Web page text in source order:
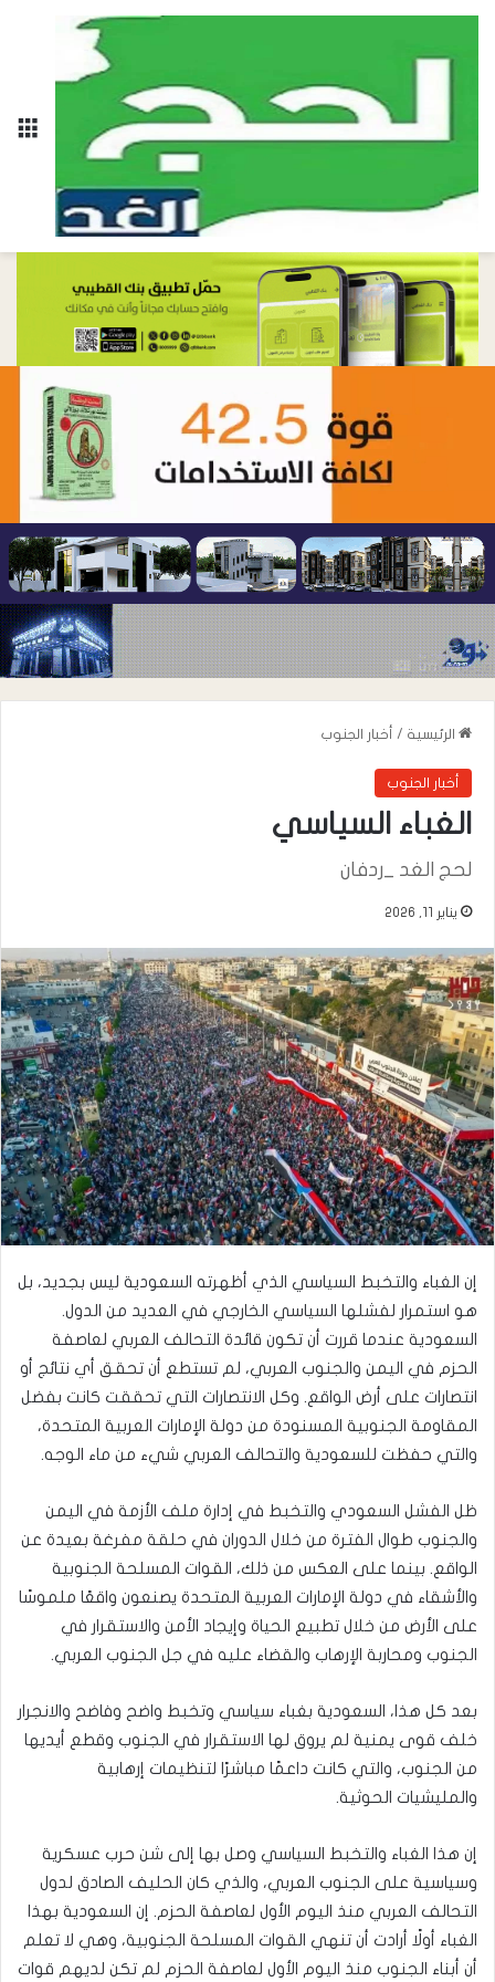
الرئيسية / أخبار الجنوب
أخبار الجنوب
الغباء السياسي
لحج الغد _ردفان
يناير 11, 2026
إن الغباء والتخبط السياسي الذي أظهرته السعودية ليس بجديد، بل
هو استمرار لفشلها السياسي الخارجي في العديد من الدول.
السعودية عندما قررت أن تكون قائدة التحالف العربي لعاصفة
الحزم في اليمن والجنوب العربي، لم تستطع أن تحقق أي نتائج أو
انتصارات على أرض الواقع. وكل الانتصارات التي تحققت كانت بفضل
المقاومة الجنوبية المسنودة من دولة الإمارات العربية المتحدة،
والتي حفظت للسعودية والتحالف العربي شيء من ماء الوجه.
ظل الفشل السعودي والتخبط في إدارة ملف الأزمة في اليمن
والجنوب طوال الفترة من خلال الدوران في حلقة مفرغة بعيدة عن
الواقع. بينما على العكس من ذلك، القوات المسلحة الجنوبية
والأشقاء في دولة الإمارات العربية المتحدة يصنعون واقعًا ملموسًا
على الأرض من خلال تطبيع الحياة وإيجاد الأمن والاستقرار في
الجنوب ومحاربة الإرهاب والقضاء عليه في جل الجنوب العربي.
بعد كل هذا، السعودية بغباء سياسي وتخبط واضح وفاضح والانجرار
خلف قوى يمنية لم يروق لها الاستقرار في الجنوب وقطع أيديها
من الجنوب، والتي كانت داعمًا مباشرًا لتنظيمات إرهابية
والمليشيات الحوثية.
إن هذا الغباء والتخبط السياسي وصل بها إلى شن حرب عسكرية
وسياسية على الجنوب العربي، والذي كان الحليف الصادق لدول
التحالف العربي منذ اليوم الأول لعاصفة الحزم. إن السعودية بهذا
الغباء أولًا أرادت أن تنهي القوات المسلحة الجنوبية، وهي لا تعلم
أن أبناء الجنوب منذ اليوم الأول لعاصفة الحزم لم تكن لديهم قوات